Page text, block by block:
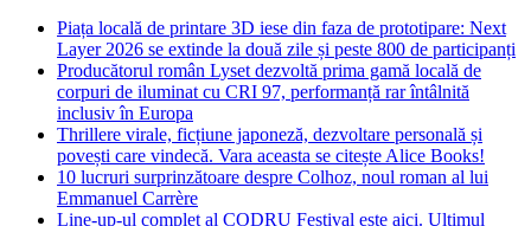
Piața locală de printare 3D iese din faza de prototipare: Next
Layer 2026 se extinde la două zile și peste 800 de participanți
Producătorul român Lyset dezvoltă prima gamă locală de
corpuri de iluminat cu CRI 97, performanță rar întâlnită
inclusiv în Europa
Thrillere virale, ficțiune japoneză, dezvoltare personală și
povești care vindecă. Vara aceasta se citește Alice Books!
10 lucruri surprinzătoare despre Colhoz, noul roman al lui
Emmanuel Carrère
Line-up-ul complet al CODRU Festival este aici. Ultimul